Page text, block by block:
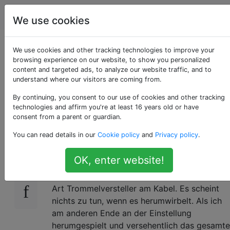
Fahrräder
Wie funktionieren die
Verstelltrommeln an
einem Schaltseil?
3
Ich habe einen Shimano Sora-Umwerfer auf
dem Fahrrad, das ich gerade gekauft habe,
mit einem dreifachen Kettenblatt vorne.
Direkt neben den Schaltern befindet sich eine
Art Trommelversteller am Kabel. Es scheint
nichts zu tun, wenn es herumwirbelt. Als ich
am anderen Ende an der Einstellung
herumgespielt und versehentlich das gesamte
We use cookies
We use cookies and other tracking technologies to improve your
browsing experience on our website, to show you personalized
content and targeted ads, to analyze our website traffic, and to
understand where our visitors are coming from.
By continuing, you consent to our use of cookies and other tracking
technologies and affirm you're at least 16 years old or have
consent from a parent or guardian.
You can read details in our Cookie policy and Privacy policy.
OK, enter website!